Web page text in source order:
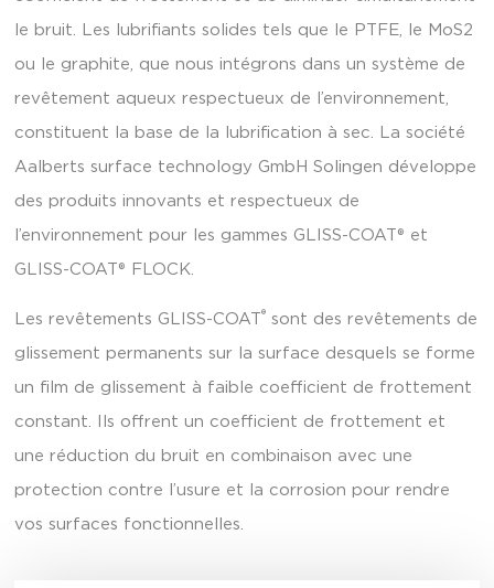
le bruit. Les lubrifiants solides tels que le PTFE, le MoS2
ou le graphite, que nous intégrons dans un système de
revêtement aqueux respectueux de l’environnement,
constituent la base de la lubrification à sec. La société
Aalberts surface technology GmbH Solingen développe
des produits innovants et respectueux de
l’environnement pour les gammes GLISS-COAT® et
GLISS-COAT® FLOCK.
Les revêtements GLISS-COAT ® sont des revêtements de
glissement permanents sur la surface desquels se forme
un film de glissement à faible coefficient de frottement
constant. Ils offrent un coefficient de frottement et
une réduction du bruit en combinaison avec une
protection contre l’usure et la corrosion pour rendre
vos surfaces fonctionnelles.